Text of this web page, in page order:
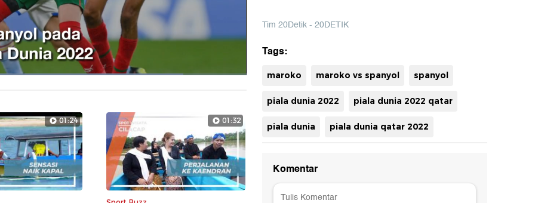
:
01:24 01:32
Tim 20Detik - 20DETIK
Tags:
maroko maroko vs spanyol spanyol
piala dunia 2022 piala dunia 2022 qatar
piala dunia piala dunia qatar 2022